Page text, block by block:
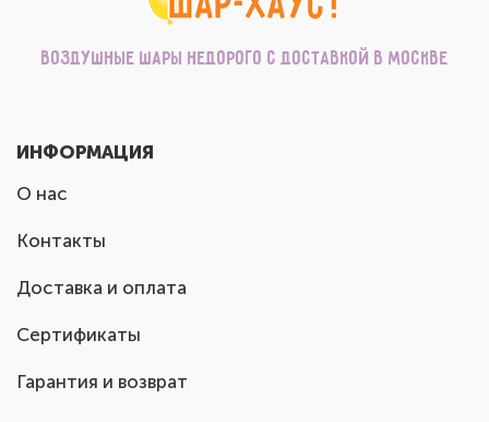
Воздушные шары недорого с доставкой в Москве
ИНФОРМАЦИЯ
О нас
Контакты
Доставка и оплата
Сертификаты
Гарантия и возврат